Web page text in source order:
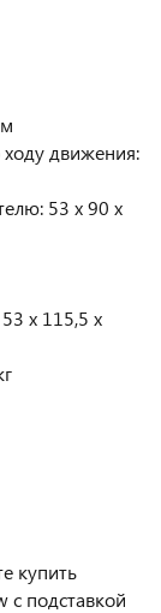
движения:
53 x 90 x
x 115,5 x
купить
с подставкой